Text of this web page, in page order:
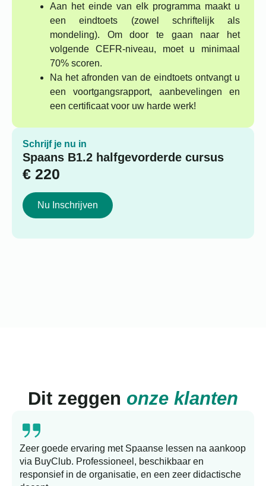
Aan het einde van elk programma maakt u
een eindtoets (zowel schriftelijk als
mondeling). Om door te gaan naar het
volgende CEFR-niveau, moet u minimaal
70% scoren.
Na het afronden van de eindtoets ontvangt u
een voortgangsrapport, aanbevelingen en
een certificaat voor uw harde werk!
Schrijf je nu in
Spaans B1.2 halfgevorderde cursus
€ 220
Nu Inschrijven
Dit zeggen onze klanten
Zeer goede ervaring met Spaanse lessen na aankoop
via BuyClub. Professioneel, beschikbaar en
responsief in de organisatie, en een zeer didactische